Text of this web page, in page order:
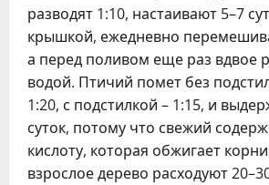
разводят 1:10, настаивают 5–7
крышкой, ежедневно
а перед поливом еще раз вдвое
водой. Птичий помет без
1:20, с подстилкой – 1:15, и
суток, потому что свежий
кислоту, которая обжигает
взрослое дерево расходуют